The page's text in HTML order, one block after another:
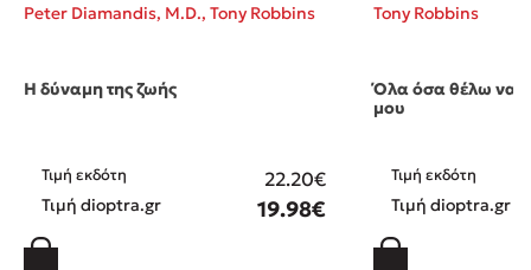
Peter Diamandis, M.D., Tony Robbins
Η δύναμη της ζωής
Τιμή εκδότη 22.20€
Τιμή dioptra.gr 19.98€
Tony Robbins
Όλα όσα θέλω να
μου
Τιμή εκδότη
Τιμή dioptra.gr